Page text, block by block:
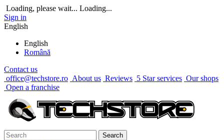
Loading, please wait... Loading...
Sign in
English
English
Română
Contact us
office@techstore.ro About us Reviews 5 Star services Our shops
Open a franchise
Search